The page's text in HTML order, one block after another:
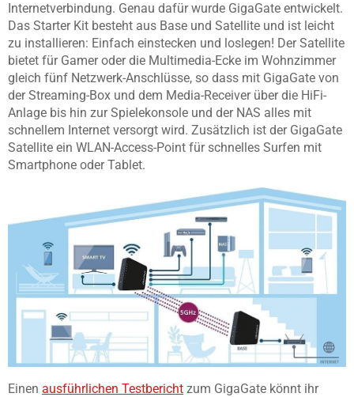
Internetverbindung. Genau dafür wurde GigaGate entwickelt.
Das Starter Kit besteht aus Base und Satellite und ist leicht
zu installieren: Einfach einstecken und loslegen! Der Satellite
bietet für Gamer oder die Multimedia-Ecke im Wohnzimmer
gleich fünf Netzwerk-Anschlüsse, so dass mit GigaGate von
der Streaming-Box und dem Media-Receiver über die HiFi-
Anlage bis hin zur Spielekonsole und der NAS alles mit
schnellem Internet versorgt wird. Zusätzlich ist der GigaGate
Satellite ein WLAN-Access-Point für schnelles Surfen mit
Smartphone oder Tablet.
Einen ausführlichen Testbericht zum GigaGate könnt ihr